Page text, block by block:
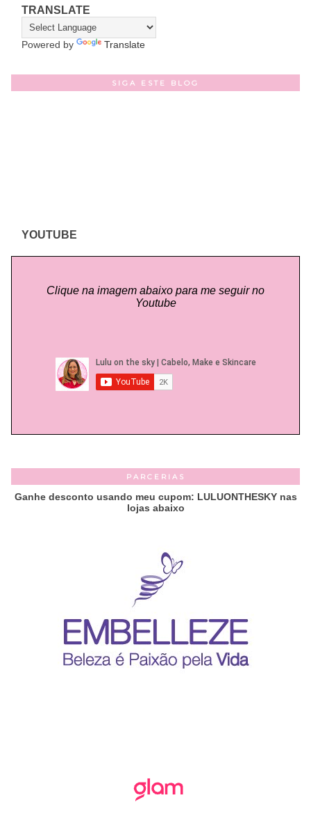
TRANSLATE
Powered by Translate
SIGA ESTE BLOG
YOUTUBE
Clique na imagem abaixo para me seguir no
Youtube
PARCERIAS
Ganhe desconto usando meu cupom: LULUONTHESKY nas
lojas abaixo